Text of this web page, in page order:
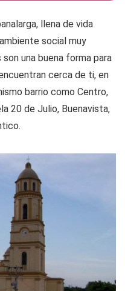
llena de vida
social muy
una buena forma para
cerca de ti, en
barrio como Centro,
20 de Julio, Buenavista,